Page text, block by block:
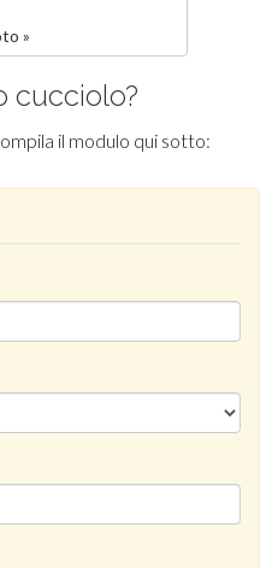
»
cucciolo?
il modulo qui sotto: